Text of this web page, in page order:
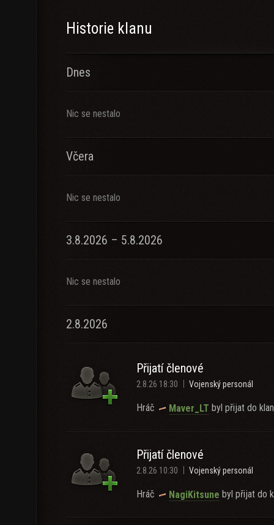
Historie klanu
Dnes
Nic se nestalo
Včera
Nic se nestalo
3.8.2026 – 5.8.2026
Nic se nestalo
2.8.2026
Přijatí členové
2.8.26 18:30 Vojenský personál
Hráč Maver_LT byl přijat do
Přijatí členové
2.8.26 10:30 Vojenský personál
Hráč NagiKitsune byl přijat do